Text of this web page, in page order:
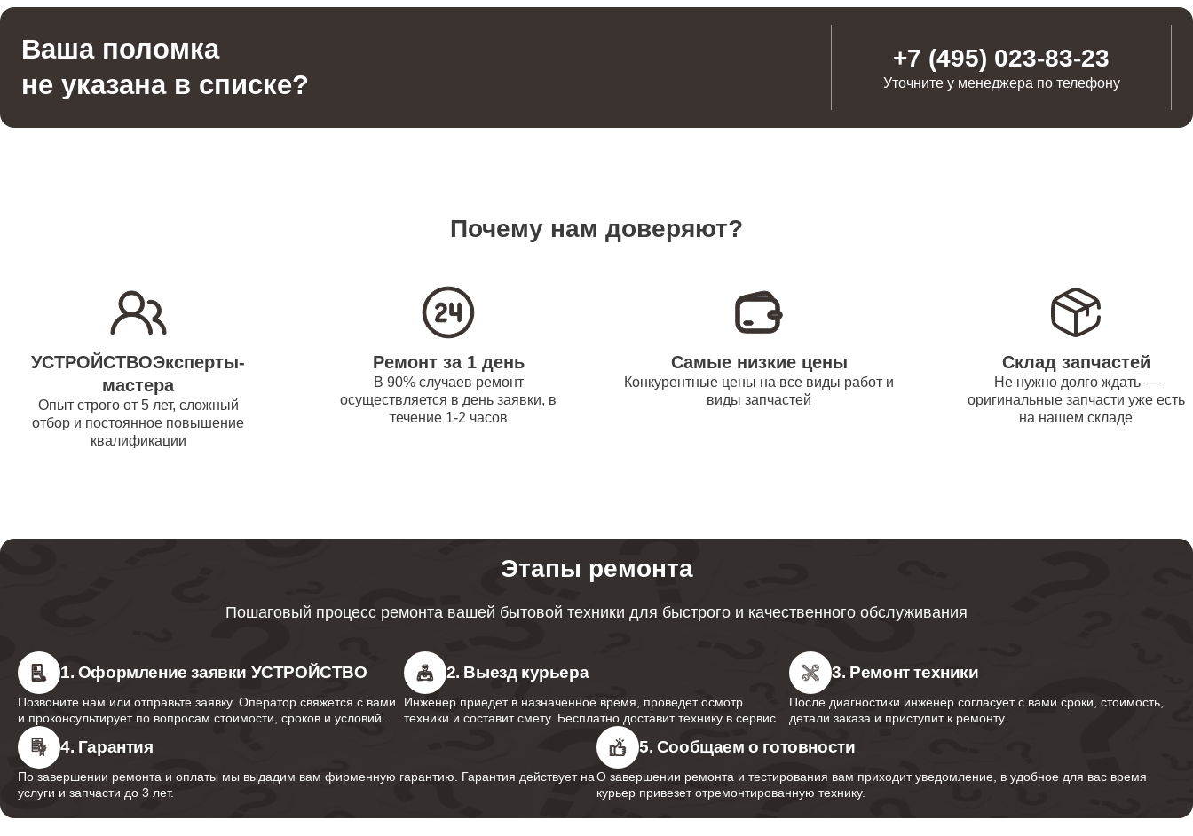
Гладильная система от 1100
100 от 1250
водонагревателей Bork
Ремонт прокладки водонагревателей Bork
водонагревателей Bork
50
Ремонт труб поступления воды
Ремонт анода водонагревателей Bork
Ремонт термопредохранителя
Ремонт предохранительного клапана
водонагревателей Bork
Ваша поломка
не указана в списке?
+7 (495) 023-83-23
Уточните у менеджера по телефону
Почему нам доверяют?
УСТРОЙСТВОЭксперты-
мастера
Опыт строго от 5 лет, сложный
отбор и постоянное повышение
квалификации
Ремонт за 1 день
В 90% случаев ремонт
осуществляется в день заявки, в
течение 1-2 часов
Самые низкие цены
Конкурентные цены на все виды работ и
виды запчастей
Склад запчастей
Не нужно долго ждать —
оригинальные запчасти уже есть
на нашем складе
Этапы ремонта
Пошаговый процесс ремонта вашей бытовой техники для быстрого и качественного обслуживания
1. Оформление заявки УСТРОЙСТВО
Позвоните нам или отправьте заявку. Оператор свяжется с вами
и проконсультирует по вопросам стоимости, сроков и условий.
2. Выезд курьера
Инженер приедет в назначенное время, проведет осмотр
техники и составит смету. Бесплатно доставит технику в сервис.
3. Ремонт техники
После диагностики инженер согласует с вами сроки, стоимость,
детали заказа и приступит к ремонту.
4. Гарантия
По завершении ремонта и оплаты мы выдадим вам фирменную гарантию. Гарантия действует на
услуги и запчасти до 3 лет.
5. Сообщаем о готовности
О завершении ремонта и тестирования вам приходит уведомление, в удобное для вас время
курьер привезет отремонтированную технику.